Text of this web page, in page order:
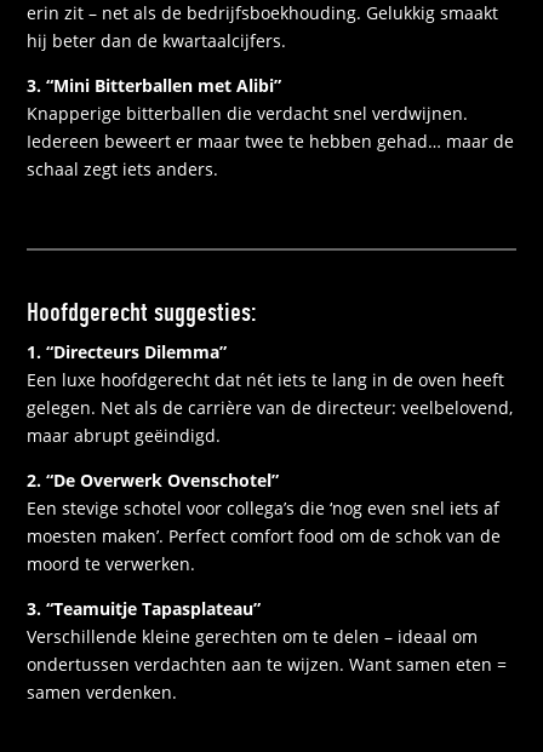
erin zit – net als de bedrijfsboekhouding. Gelukkig smaakt
hij beter dan de kwartaalcijfers.
3. “Mini Bitterballen met Alibi”
Knapperige bitterballen die verdacht snel verdwijnen.
Iedereen beweert er maar twee te hebben gehad… maar de
schaal zegt iets anders.
Hoofdgerecht suggesties:
1. “Directeurs Dilemma”
Een luxe hoofdgerecht dat nét iets te lang in de oven heeft
gelegen. Net als de carrière van de directeur: veelbelovend,
maar abrupt geëindigd.
2. “De Overwerk Ovenschotel”
Een stevige schotel voor collega’s die ‘nog even snel iets af
moesten maken’. Perfect comfort food om de schok van de
moord te verwerken.
3. “Teamuitje Tapasplateau”
Verschillende kleine gerechten om te delen – ideaal om
ondertussen verdachten aan te wijzen. Want samen eten =
samen verdenken.